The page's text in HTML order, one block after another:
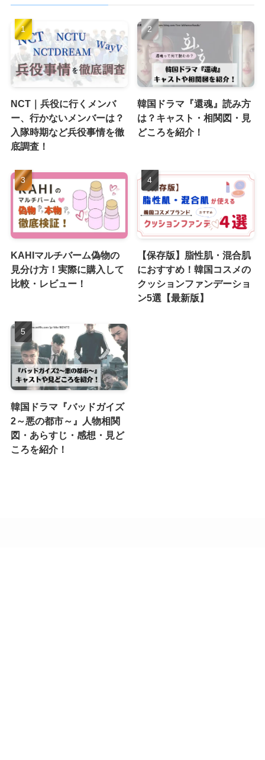
NCT｜兵役に行くメンバ
ー、行かないメンバーは？
入隊時期など兵役事情を徹
底調査！
韓国ドラマ『還魂』読み方
は？キャスト・相関図・見
どころを紹介！
KAHIマルチバーム偽物の
見分け方！実際に購入して
比較・レビュー！
【保存版】脂性肌・混合肌
におすすめ！韓国コスメの
クッションファンデーショ
ン5選【最新版】
韓国ドラマ『バッドガイズ
2～悪の都市～』人物相関
図・あらすじ・感想・見ど
ころを紹介！